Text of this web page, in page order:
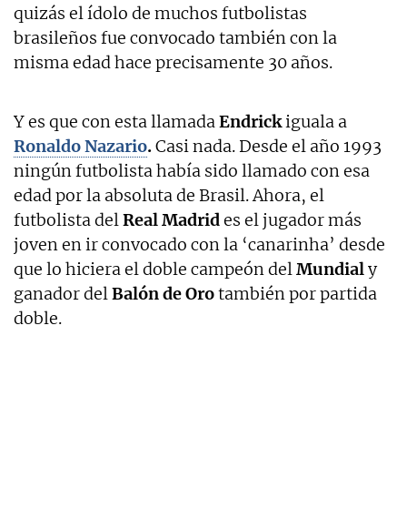
quizás el ídolo de muchos futbolistas
brasileños fue convocado también con la
misma edad hace precisamente 30 años.
Y es que con esta llamadaEndrickiguala a
Ronaldo Nazario.Casi nada. Desde el año 1993
ningún futbolista había sido llamado con esa
edad por la absoluta de Brasil. Ahora, el
futbolista delReal Madrides el jugador más
joven en ir convocado con la ‘canarinha’ desde
que lo hiciera el doble campeón delMundialy
ganador delBalón de Orotambién por partida
doble.